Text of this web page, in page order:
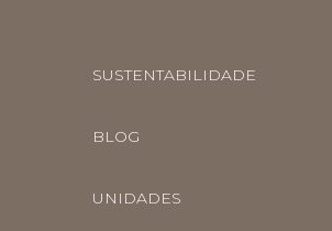
SUSTENTABILIDADE
BLOG
UNIDADES